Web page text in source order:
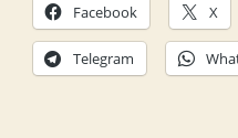
Facebook X
Telegram